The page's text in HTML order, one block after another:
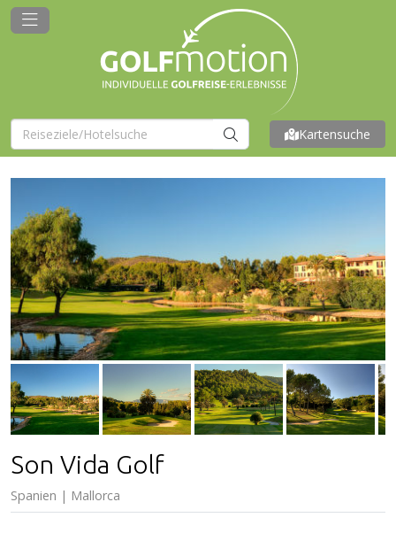
Kartensuche
Son Vida Golf
Spanien | Mallorca